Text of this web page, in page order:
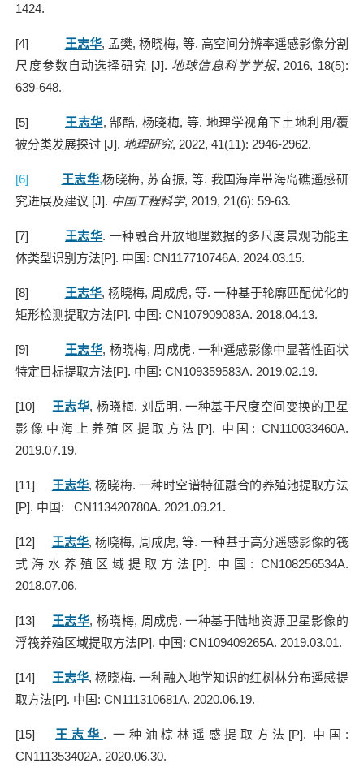
1424.
[4] 王志华, 孟樊,杨晓梅, 等. 高空间分辨率遥感影像分割
尺度参数自动选择研究 [J]. 地球信息科学学报, 2016, 18(5):
639-648.
[5] 王志华,郜酷, 杨晓梅, 等. 地理学视角下土地利用/覆
被分类发展探讨 [J]. 地理研究, 2022, 41(11): 2946-2962.
[6] 王志华,杨晓梅, 苏奋振, 等. 我国海岸带海岛礁遥感研
究进展及建议 [J]. 中国工程科学, 2019, 21(6): 59-63.
[7] 王志华. 一种融合开放地理数据的多尺度景观功能主
体类型识别方法[P]. 中国: CN117710746A. 2024.03.15.
[8] 王志华, 杨晓梅, 周成虎, 等. 一种基于轮廓匹配优化的
矩形检测提取方法[P]. 中国: CN107909083A. 2018.04.13.
[9] 王志华, 杨晓梅, 周成虎. 一种遥感影像中显著性面状
特定目标提取方法[P]. 中国: CN109359583A. 2019.02.19.
[10] 王志华, 杨晓梅, 刘岳明 .一种基于尺度空间变换的卫星
影像中海上养殖区提取方法 [P]. 中国 : CN110033460A.
2019.07.19.
[11] 王志华,杨晓梅. 一种时空谱特征融合的养殖池提取方法
[P]. 中国: CN113420780A. 2021.09.21.
[12] 王志华,杨晓梅, 周成虎,等.一种基于高分遥感影像的筏
式海水养殖区域提取方法 [P]. 中国 : CN108256534A.
2018.07.06.
[13] 王志华, 杨晓梅, 周成虎.一种基于陆地资源卫星影像的
浮筏养殖区域提取方法[P]. 中国: CN109409265A. 2019.03.01.
[14] 王志华,杨晓梅. 一种融入地学知识的红树林分布遥感提
取方法[P]. 中国: CN111310681A. 2020.06.19.
[15] 王志华 .一种油棕林遥感提取方法 [P]. 中国 :
CN111353402A. 2020.06.30.